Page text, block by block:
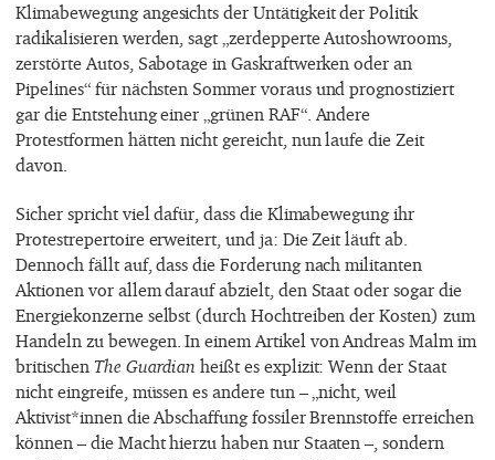
Klimabewegung angesichts der Untätigkeit der Politik
radikalisieren werden, sagt „zerdepperte Autoshowrooms,
zerstörte Autos, Sabotage in Gaskraftwerken oder an
Pipelines“ für nächsten Sommer voraus und prognostiziert
gar die Entstehung einer „grünen RAF“. Andere
Protestformen hätten nicht gereicht, nun laufe die Zeit
davon.
Sicher spricht viel dafür, dass die Klimabewegung ihr
Protestrepertoire erweitert, und ja: Die Zeit läuft ab.
Dennoch fällt auf, dass die Forderung nach militanten
Aktionen vor allem darauf abzielt, den Staat oder sogar die
Energiekonzerne selbst (durch Hochtreiben der Kosten) zum
Handeln zu bewegen. In einem Artikel von Andreas Malm im
britischen The Guardian heißt es explizit: Wenn der Staat
nicht eingreife, müssen es andere tun – „nicht, weil
Aktivist*innen die Abschaffung fossiler Brennstoffe erreichen
können – die Macht hierzu haben nur Staaten –, sondern